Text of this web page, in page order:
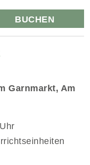
BUCHEN
Garnmarkt, Am